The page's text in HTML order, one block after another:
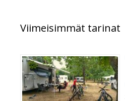
Viimeisimmät tarinat